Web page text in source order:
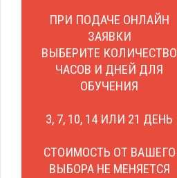
ПРИ ПОДАЧЕ ОНЛАЙН
ЗАЯВКИ
ВЫБЕРИТЕ КОЛИЧЕСТВО
ЧАСОВ И ДНЕЙ ДЛЯ
ОБУЧЕНИЯ
3, 7, 10, 14 ИЛИ 21 ДЕНЬ
СТОИМОСТЬ ОТ ВАШЕГО
ВЫБОРА НЕ МЕНЯЕТСЯ